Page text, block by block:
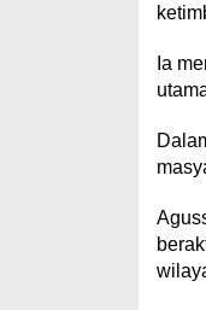
Ia